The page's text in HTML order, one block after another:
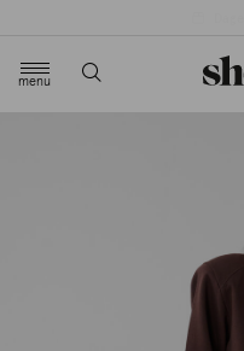
menu